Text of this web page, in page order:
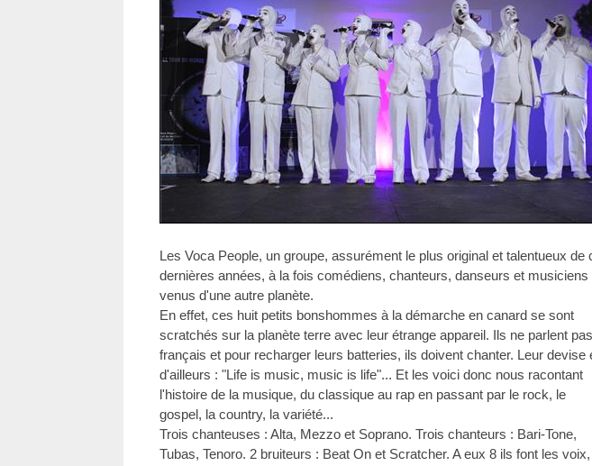
Les Voca People, un groupe, assurément le plus original et talentueux de
dernières années, à la fois comédiens, chanteurs, danseurs et musiciens
venus d'une autre planète.
En effet, ces huit petits bonshommes à la démarche en canard se sont
scratchés sur la planète terre avec leur étrange appareil. Ils ne parlent pas
français et pour recharger leurs batteries, ils doivent chanter. Leur devise
d'ailleurs : "Life is music, music is life"... Et les voici donc nous racontant
l'histoire de la musique, du classique au rap en passant par le rock, le
gospel, la country, la variété...
Trois chanteuses : Alta, Mezzo et Soprano. Trois chanteurs : Bari-Tone,
Tubas, Tenoro. 2 bruiteurs : Beat On et Scratcher. A eux 8 ils font les voix,